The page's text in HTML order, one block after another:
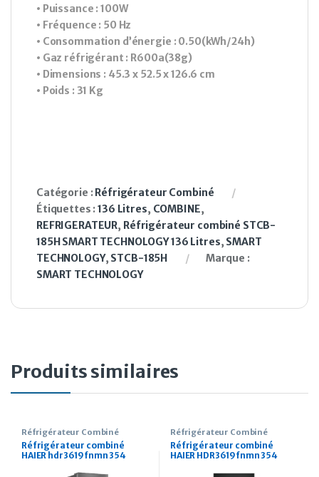
• Puissance : 100W
• Fréquence : 50 Hz
• Consommation d’énergie : 0.50(kWh/24h)
• Gaz réfrigérant : R600a(38g)
• Dimensions : 45.3 x 52.5 x 126.6 cm
• Poids : 31 Kg
Catégorie :Réfrigérateur Combiné
Étiquettes :136 Litres, COMBINE,
REFRIGERATEUR, Réfrigérateur combiné STCB-
185H SMART TECHNOLOGY 136 Litres, SMART
TECHNOLOGY, STCB-185H
Marque :
SMART TECHNOLOGY
Produits similaires
Réfrigérateur Combiné
Réfrigérateur combiné
HAIER hdr3619fnmn 354
Réfrigérateur Combiné
Réfrigérateur combiné
HAIER HDR3619fnmn 354